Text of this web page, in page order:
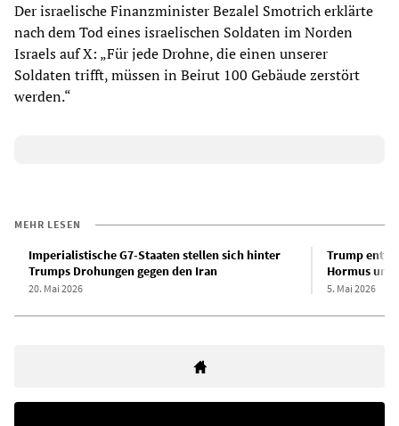
Der israelische Finanzminister Bezalel Smotrich erklärte
nach dem Tod eines israelischen Soldaten im Norden
Israels auf X: „Für jede Drohne, die einen unserer
Soldaten trifft, müssen in Beirut 100 Gebäude zerstört
werden.“
MEHR LESEN
Imperialistische G7-Staaten stellen sich hinter
Trumps Drohungen gegen den Iran
20. Mai 2026
Trump
Hormus und
5. Mai 2026